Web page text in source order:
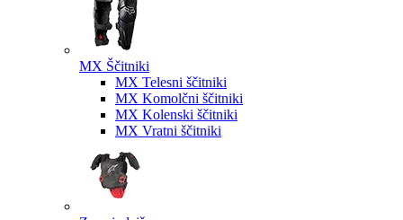
MX Ščitniki
MX Telesni ščitniki
MX Komolčni ščitniki
MX Kolenski ščitniki
MX Vratni ščitniki